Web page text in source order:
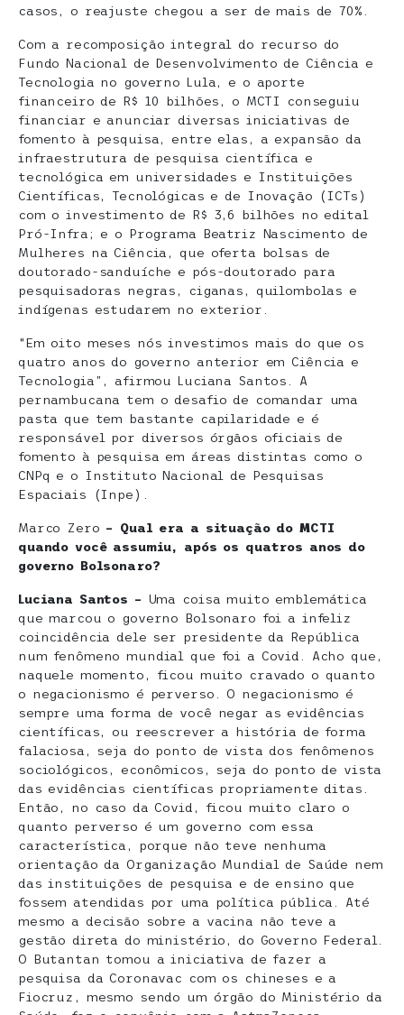
casos, o reajuste chegou a ser de mais de 70%.
Com a recomposição integral do recurso do
Fundo Nacional de Desenvolvimento de Ciência e
Tecnologia no governo Lula, e o aporte
financeiro de R$ 10 bilhões, o MCTI conseguiu
financiar e anunciar diversas iniciativas de
fomento à pesquisa, entre elas, a expansão da
infraestrutura de pesquisa científica e
tecnológica em universidades e Instituições
Científicas, Tecnológicas e de Inovação (ICTs)
com o investimento de R$ 3,6 bilhões no edital
Pró-Infra; e o Programa Beatriz Nascimento de
Mulheres na Ciência, que oferta bolsas de
doutorado-sanduíche e pós-doutorado para
pesquisadoras negras, ciganas, quilombolas e
indígenas estudarem no exterior.
“Em oito meses nós investimos mais do que os
quatro anos do governo anterior em Ciência e
Tecnologia”, afirmou Luciana Santos. A
pernambucana tem o desafio de comandar uma
pasta que tem bastante capilaridade e é
responsável por diversos órgãos oficiais de
fomento à pesquisa em áreas distintas como o
CNPq e o Instituto Nacional de Pesquisas
Espaciais (Inpe).
Marco Zero – Qual era a situação do MCTI
quando você assumiu, após os quatros anos do
governo Bolsonaro?
Luciana Santos – Uma coisa muito emblemática
que marcou o governo Bolsonaro foi a infeliz
coincidência dele ser presidente da República
num fenômeno mundial que foi a Covid. Acho que,
naquele momento, ficou muito cravado o quanto
o negacionismo é perverso. O negacionismo é
sempre uma forma de você negar as evidências
científicas, ou reescrever a história de forma
falaciosa, seja do ponto de vista dos fenômenos
sociológicos, econômicos, seja do ponto de vista
das evidências científicas propriamente ditas.
Então, no caso da Covid, ficou muito claro o
quanto perverso é um governo com essa
característica, porque não teve nenhuma
orientação da Organização Mundial de Saúde nem
das instituições de pesquisa e de ensino que
fossem atendidas por uma política pública. Até
mesmo a decisão sobre a vacina não teve a
gestão direta do ministério, do Governo Federal.
O Butantan tomou a iniciativa de fazer a
pesquisa da Coronavac com os chineses e a
Fiocruz, mesmo sendo um órgão do Ministério da